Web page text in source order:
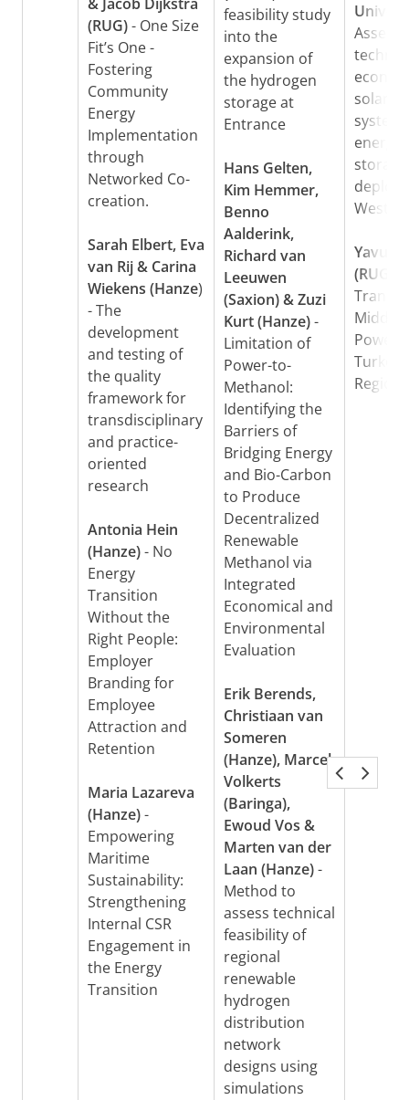
(RUG)- One Size
Fit’s One -
Fostering
Community
Energy
Implementation
through
Networked Co-
creation.
Sarah Elbert, Eva
van Rij & Carina
Wiekens (Hanze)
- The
development
and testing of
the quality
framework for
transdisciplinary
and practice-
oriented
research
Antonia Hein
(Hanze)- No
Energy
Transition
Without the
Right People:
Employer
Branding for
Employee
Attraction and
Retention
Maria Lazareva
(Hanze)-
Empowering
Maritime
Sustainability:
Strengthening
Internal CSR
Engagement in
the Energy
Transition
feasibility study
into the
expansion of
the hydrogen
storage at
Entrance
Hans Gelten,
Kim Hemmer,
Benno
Aalderink,
Richard van
Leeuwen
(Saxion) & Zuzi
Kurt (Hanze)-
Limitation of
Power-to-
Methanol:
Identifying the
Barriers of
Bridging Energy
and Bio-Carbon
to Produce
Decentralized
Renewable
Methanol via
Integrated
Economical and
Environmental
Evaluation
Erik Berends,
Christiaan van
Someren
(Hanze), Marcel
Volkerts
(Baringa),
Ewoud Vos &
Marten van der
Laan (Hanze)-
Method to
assess technical
feasibility of
regional
renewable
hydrogen
distribution
network
designs using
simulations
techno-
solar
energy
storage
West
Yavuz
(RUG
Middle
Powers: